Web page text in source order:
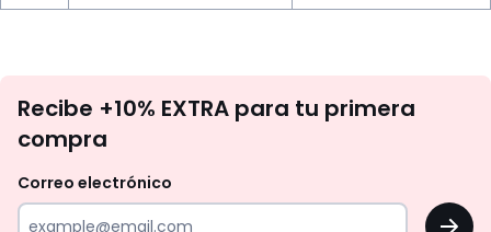
te
tu
Recibe +10% EXTRA para tu primera
compra
Correo electrónico
OK